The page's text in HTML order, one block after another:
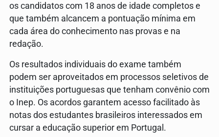
os candidatos com 18 anos de idade completos e
que também alcancem a pontuação mínima em
cada área do conhecimento nas provas e na
redação.
Os resultados individuais do exame também
podem ser aproveitados em processos seletivos de
instituições portuguesas que tenham convênio com
o Inep. Os acordos garantem acesso facilitado às
notas dos estudantes brasileiros interessados em
cursar a educação superior em Portugal.